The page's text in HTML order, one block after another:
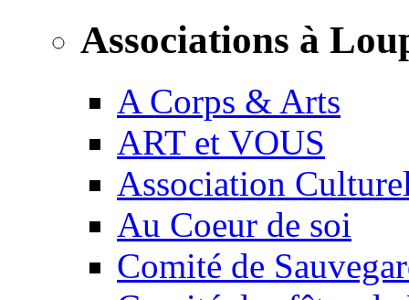
Associations à
A Corps & Arts
ART et VOUS
Association
Au Coeur de soi
Comité de